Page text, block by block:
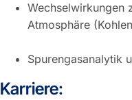
Wechselwirkungen
Atmosphäre
Spurengasanalytik
Karriere: